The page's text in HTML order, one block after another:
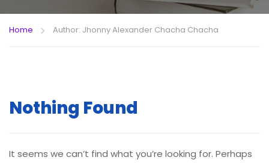
Home Author: Jhonny Alexander Chacha Chacha
Nothing Found
It seems we can’t find what you’re looking for. Perhaps